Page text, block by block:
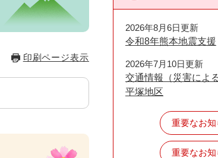
印刷ページ表示
2026年8月6日更新
令和8年熊本地震支援
2026年7月10日更新
交通情報（災害によ
平塚地区
重要なお
重要なお